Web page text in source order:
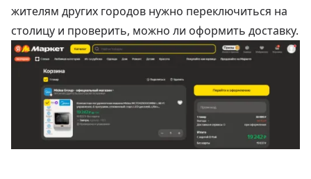
жителям других городов нужно переключиться на
столицу и проверить, можно ли оформить доставку.